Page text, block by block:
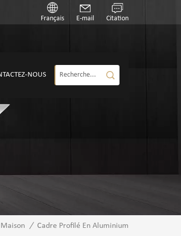
Français E-mail Citation
NOUS
Maison / Cadre Profilé En Aluminium